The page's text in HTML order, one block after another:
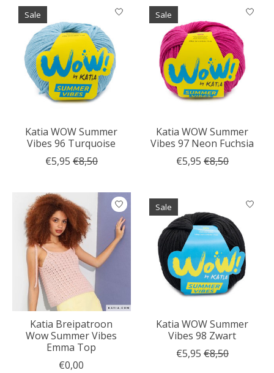
Sale
Katia WOW Summer
Vibes 96 Turquoise
€5,95 €8,50
Sale
Katia WOW Summer
Vibes 97 Neon Fuchsia
€5,95 €8,50
Katia Breipatroon
Wow Summer Vibes
Emma Top
€0,00
Sale
Katia WOW Summer
Vibes 98 Zwart
€5,95 €8,50